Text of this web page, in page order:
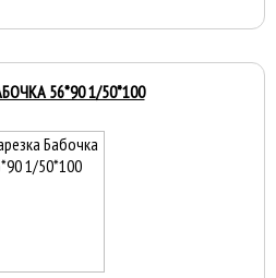
56*90 1/50*100